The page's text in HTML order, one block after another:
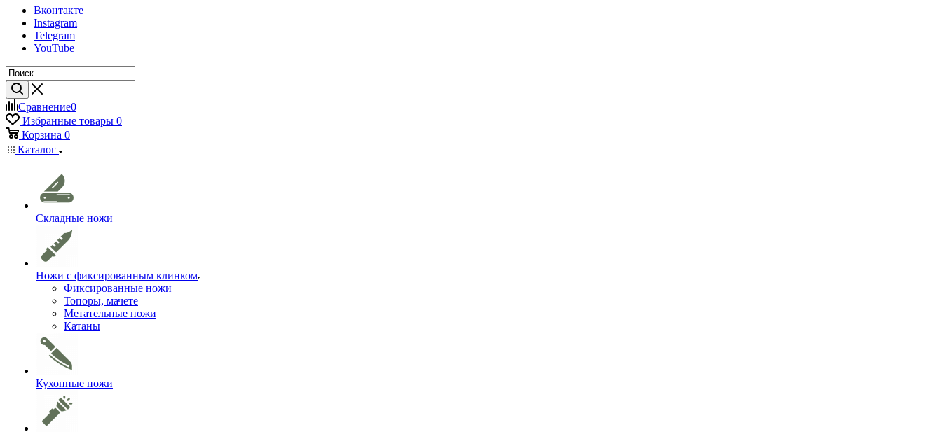
Вконтакте
Instagram
Telegram
YouTube
Сравнение0
Избранные товары 0
Корзина 0
Каталог
Складные ножи
Ножи с фиксированным клинком
Фиксированные ножи
Топоры, мачете
Метательные ножи
Катаны
Кухонные ножи